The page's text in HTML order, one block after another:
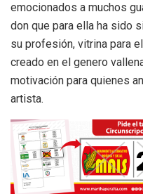
emocionados a muchos
don que para ella ha sido
su profesión, vitrina para
creado en el genero
motivación para quienes
artista.